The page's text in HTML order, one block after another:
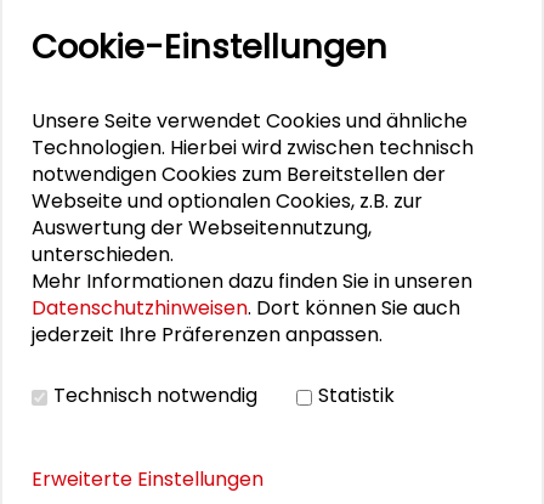
Personen im Kontext
Cookie-Einstellungen
Unsere Seite verwendet Cookies und ähnliche
Technologien. Hierbei wird zwischen technisch
notwendigen Cookies zum Bereitstellen der
Webseite und optionalen Cookies, z.B. zur
Auswertung der Webseitennutzung,
unterschieden.
Mehr Informationen dazu finden Sie in unseren
Datenschutzhinweisen. Dort können Sie auch
jederzeit Ihre Präferenzen anpassen.
Technisch notwendig Statistik
Erweiterte Einstellungen